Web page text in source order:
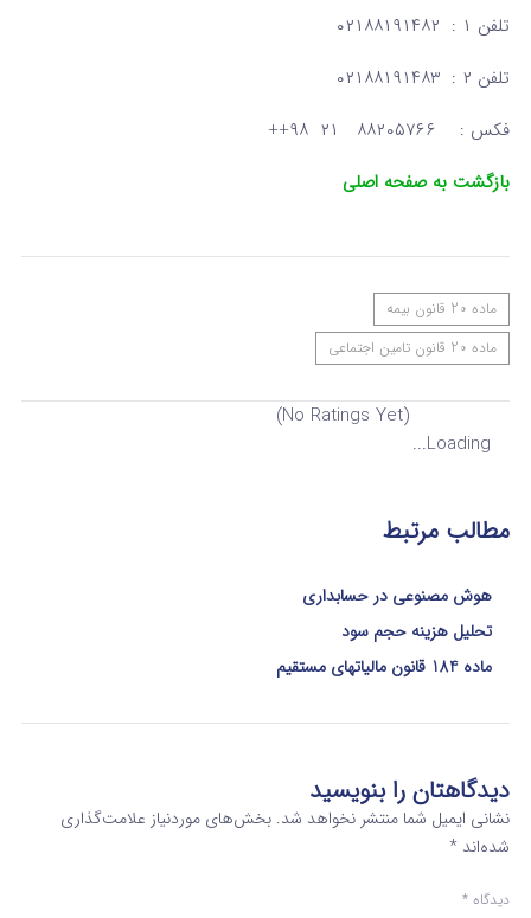
تلفن ۱ : ۰۲۱۸۸۱۹۱۴۸۲
تلفن ۲ : ۰۲۱۸۸۱۹۱۴۸۳
فکس : ۸۸۲۰۵۷۶۶ ۲۱ ۹۸++
بازگشت به صفحه اصلی
ماده 20 قانون بیمه
ماده 20 قانون تامین اجتماعی
(No Ratings Yet)
Loading...
مطالب مرتبط
هوش مصنوعی در حسابداری
تحلیل هزینه حجم سود
ماده 184 قانون مالیاتهای مستقیم
دیدگاهتان را بنویسید
نشانی ایمیل شما منتشر نخواهد شد. بخش‌های موردنیاز علامت‌گذاری
شده‌اند *
دیدگاه *